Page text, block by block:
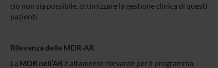
ciò non sia possibile, ottimizzare la gestione clinica di questi
pazienti.
Rilevanza della MDR-AR
La MDR nell’AR è altamente rilevante per il programma,